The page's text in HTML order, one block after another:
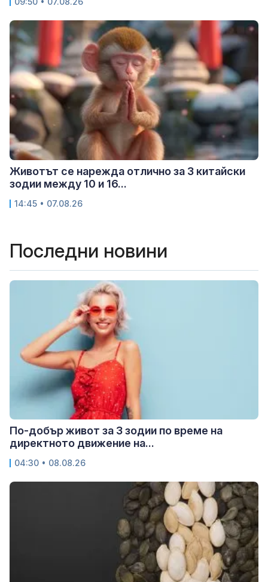
Животът се нарежда отлично за 3 китайски
зодии между 10 и 16...
14:45 • 07.08.26
Последни новини
По-добър живот за 3 зодии по време на
директното движение на...
04:30 • 08.08.26